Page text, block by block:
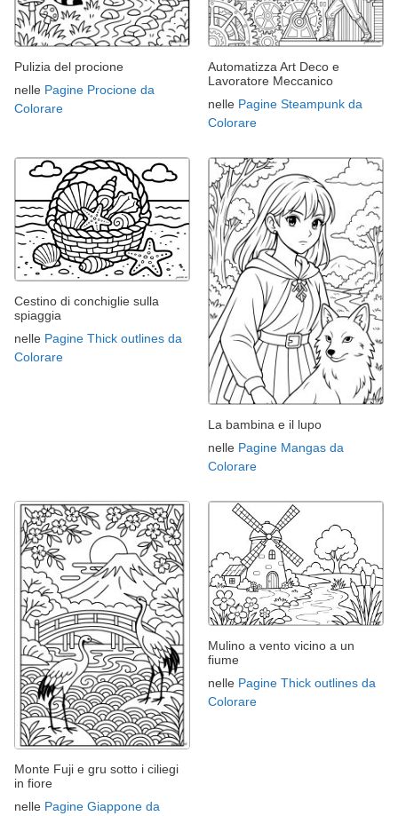
Pulizia del procione
nelle Pagine Procione da
Colorare
Automatizza Art Deco e
Lavoratore Meccanico
nelle Pagine Steampunk da
Colorare
Cestino di conchiglie sulla
spiaggia
nelle Pagine Thick outlines da
Colorare
La bambina e il lupo
nelle Pagine Mangas da
Colorare
Monte Fuji e gru sotto i ciliegi
in fiore
nelle Pagine Giappone da
Mulino a vento vicino a un
fiume
nelle Pagine Thick outlines da
Colorare